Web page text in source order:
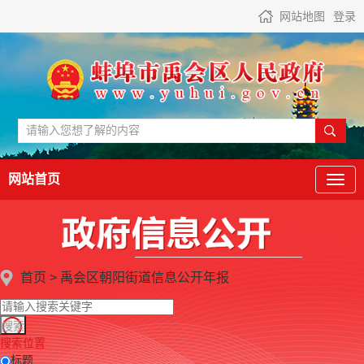
网站地图 登录
网站首页
首页 > 禹会区朝阳街道信息公开年报
搜索位置
标题